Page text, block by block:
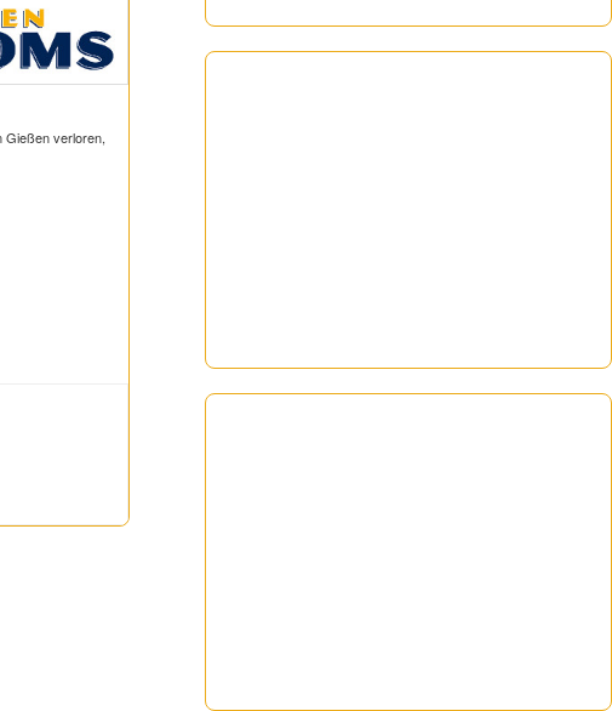
Gießen verloren,